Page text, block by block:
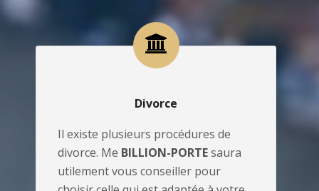
Divorce
Il existe plusieurs procédures de
divorce. Me BILLION-PORTEsaura
utilement vous conseiller pour